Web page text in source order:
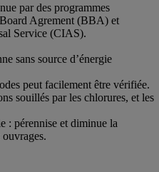
par des programmes
Agrement (BBA) et
Service (CIAS).
sans source d’énergie
peut facilement être vérifiée.
souillés par les chlorures, et les
: pérennise et diminue la